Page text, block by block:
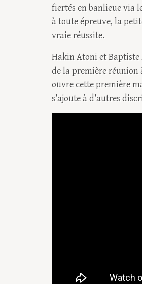
fiertés en banlieue via
à toute épreuve, la
vraie réussite.
Hakin Atoni et
de la première réunion
ouvre cette première
s’ajoute à d’autres